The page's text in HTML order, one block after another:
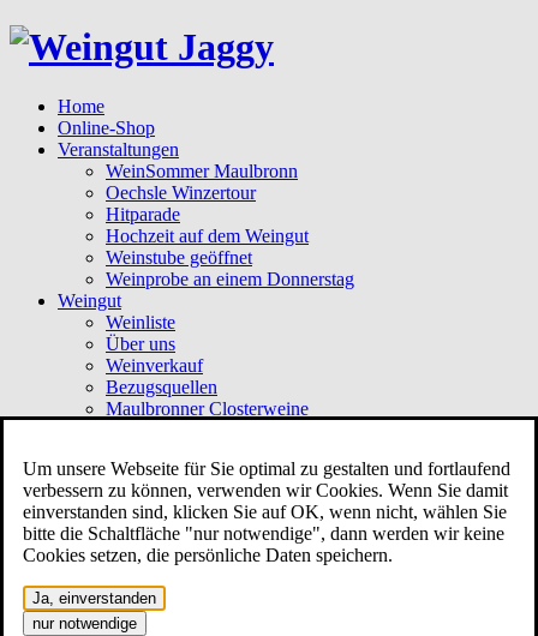
Home
Online-Shop
Veranstaltungen
WeinSommer Maulbronn
Oechsle Winzertour
Hitparade
Hochzeit auf dem Weingut
Weinstube geöffnet
Weinprobe an einem Donnerstag
Weingut
Weinliste
Über uns
Weinverkauf
Bezugsquellen
Maulbronner Closterweine
Impressionen
Unsere Partner / Empfehlungen
Kirche in Schönenberg
Freie Trauung
Wissenswertes
Weinstube
Newsletter
Kontakt & Öffnungszeiten
Um unsere Webseite für Sie optimal zu gestalten und fortlaufend
verbessern zu können, verwenden wir Cookies. Wenn Sie damit
einverstanden sind, klicken Sie auf OK, wenn nicht, wählen Sie
bitte die Schaltfläche "nur notwendige", dann werden wir keine
Cookies setzen, die persönliche Daten speichern.
Ja, einverstanden
nur notwendige